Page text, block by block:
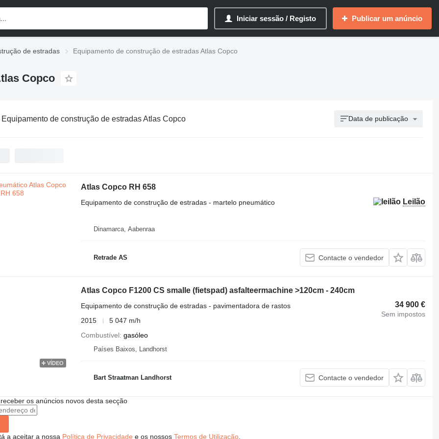
Iniciar sessão / Registo Publicar um anúncio
de estradas Equipamento de construção de estradas Atlas Copco
Copco
Equipamento de construção de estradas Atlas Copco Data de publicação
Atlas Copco RH 658
Leilão
Equipamento de construção de estradas - martelo pneumático
Dinamarca, Aabenraa
Retrade AS Contacte o vendedor
VÍDEO
Atlas Copco F1200 CS smalle (fietspad) asfalteermachine >120cm - 240cm
34 900 €
Sem impostos
Equipamento de construção de estradas - pavimentadora de rastos
2015
5 047 m/h
Combustível gasóleo
Países Baixos, Landhorst
Bart Straatman Landhorst Contacte o vendedor
os anúncios novos desta secção
a aceitar a nossa Política de Privacidade e os nossos Termos de Utilização.